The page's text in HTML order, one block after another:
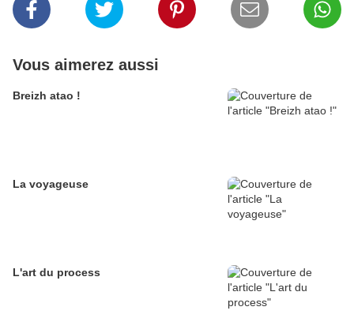
Vous aimerez aussi
Breizh atao !
La voyageuse
L'art du process